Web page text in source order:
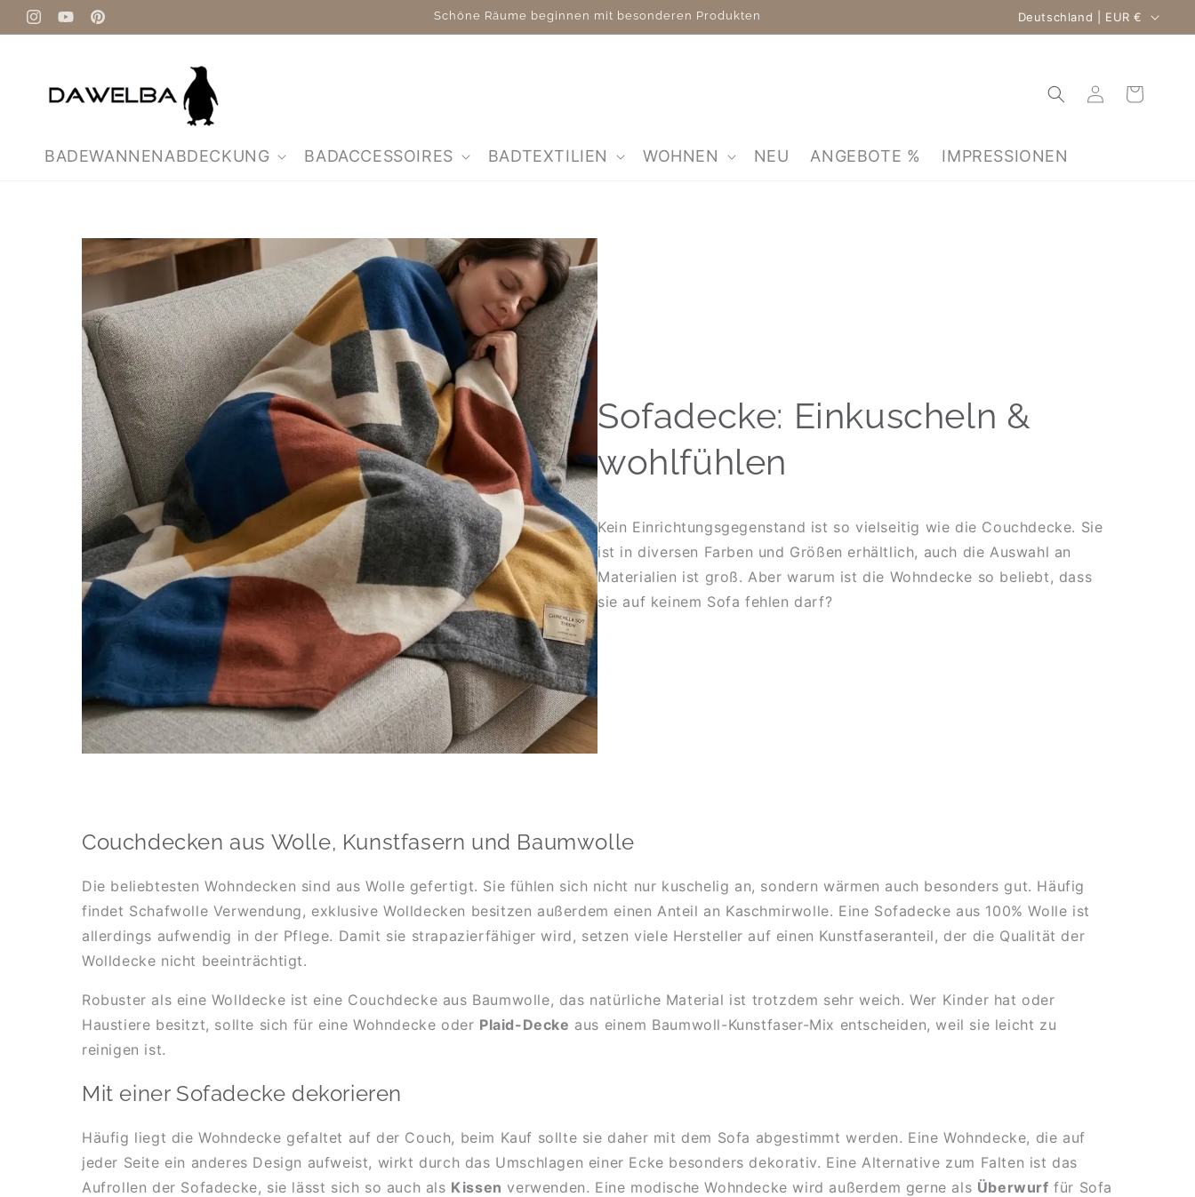
zum
Inhalt
InstagramYouTubePinterest
Schöne Räume beginnen mit besonderen Produkten Land/Region Deutschland | EUR €
BADEWANNENABDECKUNG BADACCESSOIRES BADTEXTILIEN WOHNEN NEU ANGEBOTE % IMPRESSIONEN
EinloggenWarenkorb
Sofadecke: Einkuscheln &
wohlfühlen
Kein Einrichtungsgegenstand ist so vielseitig wie die Couchdecke. Sie
ist in diversen Farben und Größen erhältlich, auch die Auswahl an
Materialien ist groß. Aber warum ist die Wohndecke so beliebt, dass
sie auf keinem Sofa fehlen darf?
Couchdecken aus Wolle, Kunstfasern und Baumwolle
Die beliebtesten Wohndecken sind aus Wolle gefertigt. Sie fühlen sich nicht nur kuschelig an, sondern wärmen auch besonders gut. Häufig
findet Schafwolle Verwendung, exklusive Wolldecken besitzen außerdem einen Anteil an Kaschmirwolle. Eine Sofadecke aus 100% Wolle ist
allerdings aufwendig in der Pflege. Damit sie strapazierfähiger wird, setzen viele Hersteller auf einen Kunstfaseranteil, der die Qualität der
Wolldecke nicht beeinträchtigt.
Robuster als eine Wolldecke ist eine Couchdecke aus Baumwolle, das natürliche Material ist trotzdem sehr weich. Wer Kinder hat oder
Haustiere besitzt, sollte sich für eine Wohndecke oder Plaid-Decke aus einem Baumwoll-Kunstfaser-Mix entscheiden, weil sie leicht zu
reinigen ist.
Mit einer Sofadecke dekorieren
Häufig liegt die Wohndecke gefaltet auf der Couch, beim Kauf sollte sie daher mit dem Sofa abgestimmt werden. Eine Wohndecke, die auf
jeder Seite ein anderes Design aufweist, wirkt durch das Umschlagen einer Ecke besonders dekorativ. Eine Alternative zum Falten ist das
Aufrollen der Sofadecke, sie lässt sich so auch als Kissen verwenden. Eine modische Wohndecke wird außerdem gerne als Überwurf für Sofa